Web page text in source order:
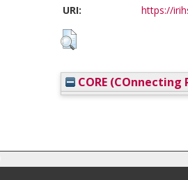
URI:
https://
CORE (COnnecting